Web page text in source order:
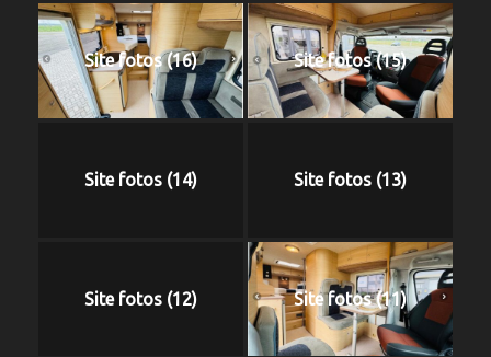
Site fotos (16) Site fotos (15)
Site fotos (14) Site fotos (13)
Site fotos (12) Site fotos (11)